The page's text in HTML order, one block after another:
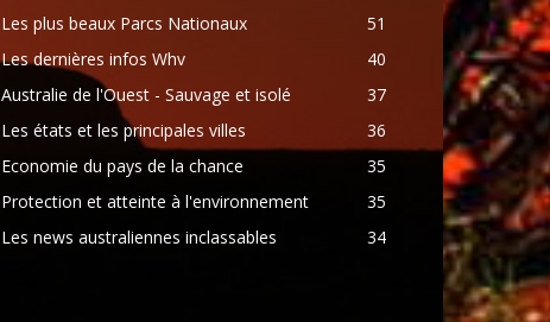
Les plus beaux Parcs Nationaux
51
Les dernières infos Whv
40
Australie de l'Ouest - Sauvage et isolé
37
Les états et les principales villes
36
Economie du pays de la chance
35
Protection et atteinte à l'environnement
35
Les news australiennes inclassables
34